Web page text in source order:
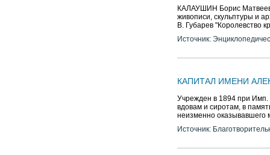
КАЛАУШИН Борис
живописи, скульптуры и
В. Губарев "Королевство
Источник:
КАПИТАЛ ИМЕНИ
Учрежден в 1894 при
вдовам и сиротам, в
неизменно оказывавшего
Источник: